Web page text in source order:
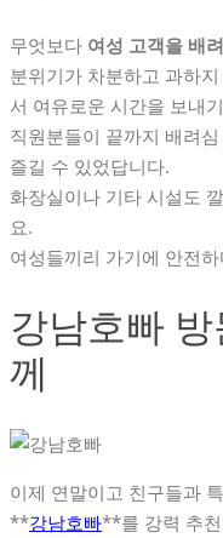
무엇보다 여성 고객을 배려
분위기가 차분하고 과하
서 여유로운 시간을 보내
직원분들이 끝까지 배려
즐길 수 있었답니다.
화장실이나 기타 시설도
요.
여성들끼리 가기에 안전
강남호빠
께
이제 연말이고 친구들과
**강남호빠**를 강력 추